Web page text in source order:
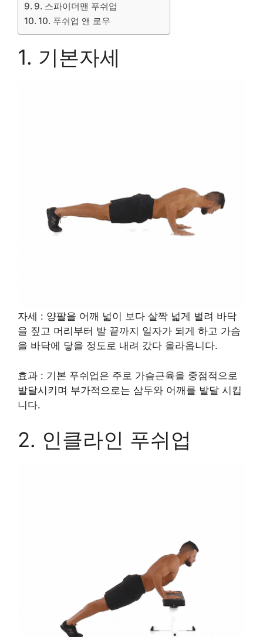
9. 스파이더맨 푸쉬업
10. 푸쉬업 앤 로우
1. 기본자세
자세 : 양팔을 어깨 넓이 보다 살짝 넓게 벌려 바닥
을 짚고 머리부터 발 끝까지 일자가 되게 하고 가슴
을 바닥에 닿을 정도로 내려 갔다 올라옵니다.
효과 : 기본 푸쉬업은 주로 가슴근육을 중점적으로
발달시키며 부가적으로는 삼두와 어깨를 발달 시킵
니다.
2. 인클라인 푸쉬업